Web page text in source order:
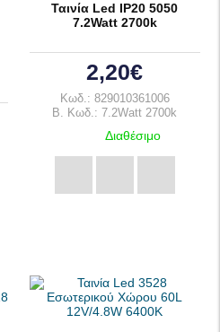
Ταινία Led IP20 5050
7.2Watt 2700k
2,20€
Κωδ.: 829010361006
B. Κωδ.: 7.2Watt 2700k
Διαθέσιμο